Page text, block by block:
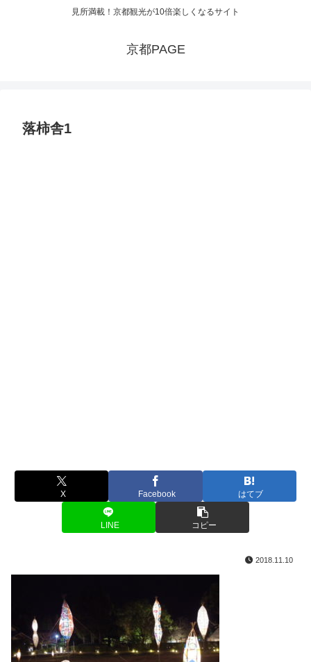
見所満載！京都観光が10倍楽しくなるサイト
京都PAGE
落柿舎1
X Facebook はてブ
LINE コピー
2018.11.10